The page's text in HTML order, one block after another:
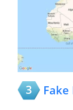
3 Fake